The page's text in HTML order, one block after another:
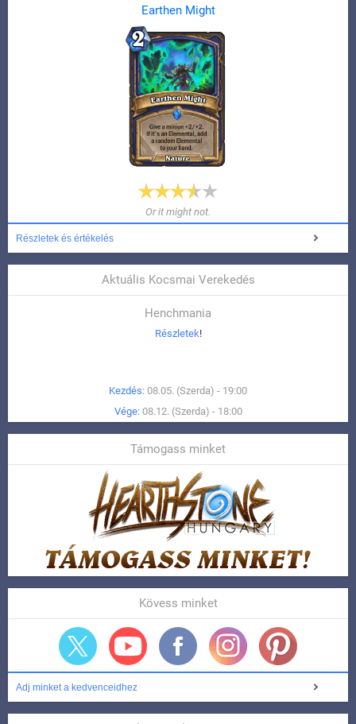
Earthen Might
Or it might not.
Részletek és értékelés
Aktuális Kocsmai Verekedés
Henchmania
Részletek!
Kezdés: 08.05. (Szerda) - 19:00
Vége: 08.12. (Szerda) - 18:00
Támogass minket
Kövess minket
Adj minket a kedvenceidhez